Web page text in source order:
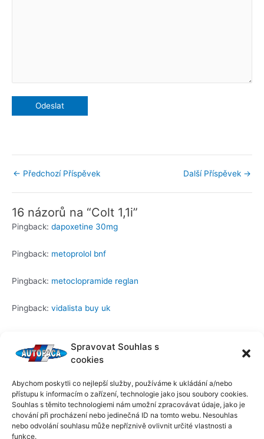
Spravovat Souhlas s
cookies
Abychom poskytli co nejlepší služby, používáme k ukládání a/nebo
přístupu k informacím o zařízení, technologie jako jsou soubory cookies.
Souhlas s těmito technologiemi nám umožní zpracovávat údaje, jako je
chování při procházení nebo jedinečná ID na tomto webu. Nesouhlas
nebo odvolání souhlasu může nepříznivě ovlivnit určité vlastnosti a
funkce.
← Předchozí Příspěvek Další Příspěvek →
16 názorů na “Colt 1,1i”
Pingback: dapoxetine 30mg
Pingback: metoprolol bnf
Pingback: metoclopramide reglan
Pingback: vidalista buy uk
Pingback:metronidazole .75 acne
Pingback:tadalafil tab 20mg
Pingback:minoxidil honest review